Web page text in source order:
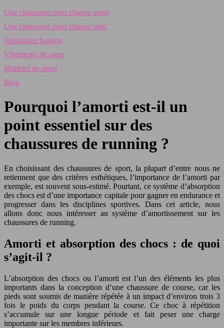
Une chaussure pour chaque sport
Une chaussure pour chaque pied
Tendances baskets
Vêtements de sport
Matériel de sport
Blog
Pourquoi l’amorti est-il un
point essentiel sur des
chaussures de running ?
En choisissant des chaussures de sport, la plupart d’entre nous ne
retiennent que des critères esthétiques, l’importance de l’amorti par
exemple, est souvent sous-estimé. Pourtant, ce système d’absorption
des chocs est d’une importance capitale pour gagner en endurance et
progresser dans les disciplines sportives. Dans cet article, nous
allons donc nous intéresser au système d’amortissement sur les
chaussures de running.
Amorti et absorption des chocs : de quoi
s’agit-il ?
L’absorption des chocs ou l’amorti est l’un des éléments les plus
importants dans la conception d’une chaussure de course, car les
pieds sont soumis de manière répétée à un impact d’environ trois 3
fois le poids du corps pendant la course. Ce choc à répétition
s’accumule sur une longue période et fait peser une charge
importante sur les membres inférieurs.